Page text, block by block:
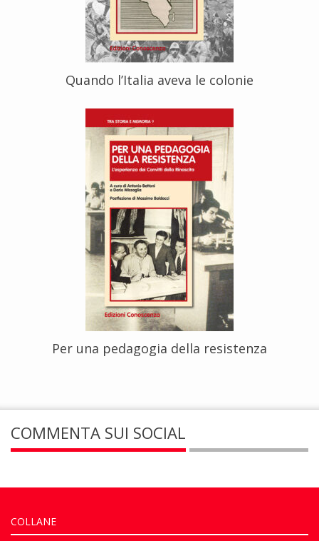
Quando l’Italia aveva le colonie
Per una pedagogia della resistenza
COMMENTA SUI SOCIAL
COLLANE